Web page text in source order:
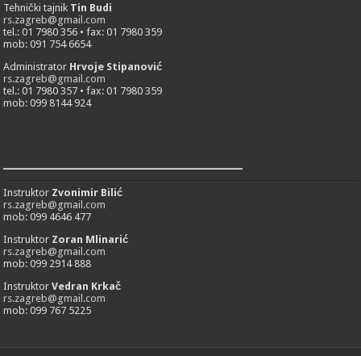
Tehnički tajnik Tin Budi
rs.zagreb@gmail.com
tel.: 01 7980 356 • fax: 01 7980 359
mob: 091 754 6654
Administrator Hrvoje Stipanović
rs.zagreb@gmail.com
tel.: 01 7980 357 • fax: 01 7980 359
mob: 099 8144 924
___________________________
Instruktor Zvonimir Bilić
rs.zagreb@gmail.com
mob: 099 4646 477
Instruktor Zoran Mlinarić
rs.zagreb@gmail.com
mob: 099 2914 888
InstruktorVedran Krkač
rs.zagreb@gmail.com
mob: 099 767 5225